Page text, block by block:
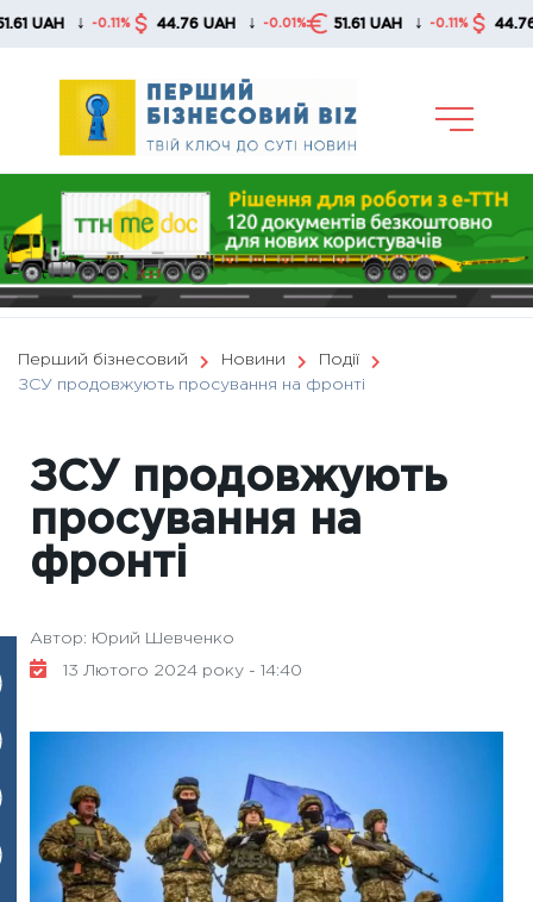
Skip
↓ -0.11% 44.76 UAH ↓ -0.01% 51.61 UAH ↓ -0.11% 44.76 UAH
Перший бізнесовий Новини
Події
ЗСУ продовжують просування на фронті
ЗСУ продовжують
просування на
фронті
Автор: Юрий Шевченко
13 Лютого 2024 року - 14:40